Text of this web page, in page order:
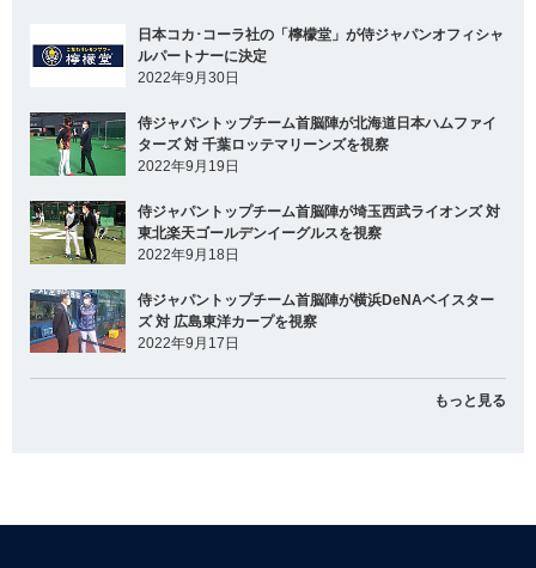
日本コカ･コーラ社の「檸檬堂」が侍ジャパンオフィシャ
ルパートナーに決定
2022年9月30日
侍ジャパントップチーム首脳陣が北海道日本ハムファイ
ターズ 対 千葉ロッテマリーンズを視察
2022年9月19日
侍ジャパントップチーム首脳陣が埼玉西武ライオンズ 対
東北楽天ゴールデンイーグルスを視察
2022年9月18日
侍ジャパントップチーム首脳陣が横浜DeNAベイスター
ズ 対 広島東洋カープを視察
2022年9月17日
もっと見る